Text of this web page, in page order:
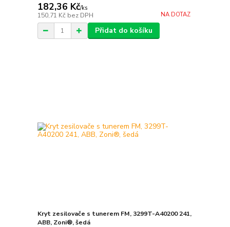
182,36 Kč/ks
150,71 Kč bez DPH NA DOTAZ
Přidat do košíku
Kryt zesilovače s tunerem FM, 3299T-A40200 241,
ABB, Zoni®, šedá